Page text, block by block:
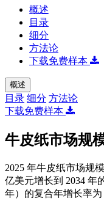
概述
目录
细分
方法论
下载免费样本
概述
目录 细分 方法论
下载免费样本
牛皮纸市场规
2025 年牛皮纸市场规
亿美元增长到 2034 年
年）的复合年增长率为